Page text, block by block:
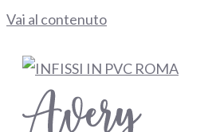
Vai al contenuto